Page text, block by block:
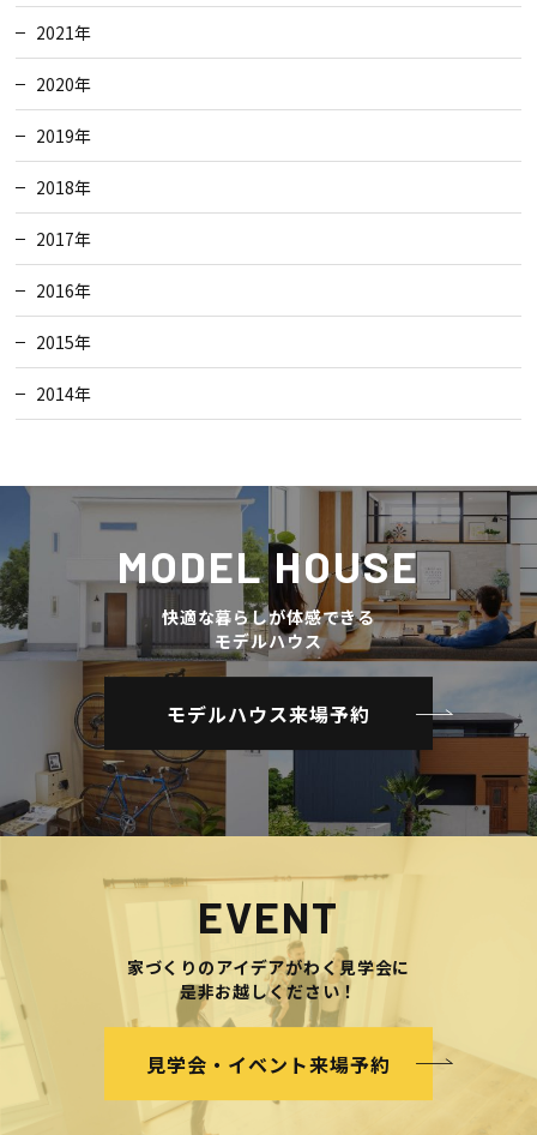
2021年
2020年
2019年
2018年
2017年
2016年
2015年
2014年
MODEL HOUSE
快適な暮らしが体感できる
モデルハウス
モデルハウス来場予約
EVENT
家づくりのアイデアがわく見学会に
是非お越しください！
見学会・イベント来場予約